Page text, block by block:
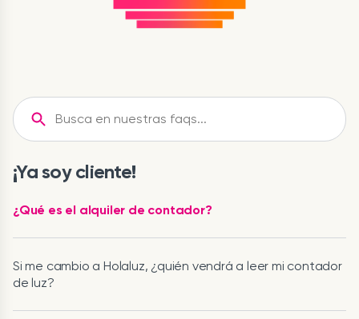
¡Ya soy cliente!
¿Qué es el alquiler de contador?
Si me cambio a Holaluz, ¿quién vendrá a leer mi contador
de luz?